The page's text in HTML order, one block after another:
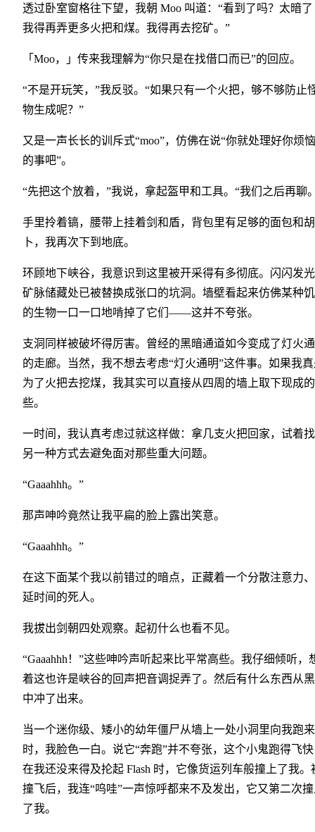
透过卧室窗格往下望，我朝 Moo 叫道：“看到了吗？太暗了
我得再弄更多火把和煤。我得再去挖矿。”
「Moo，」传来我理解为“你只是在找借口而已”的回应。
“不是开玩笑，”我反驳。“如果只有一个火把，够不够防止
物生成呢？”
又是一声长长的训斥式“moo”，仿佛在说“你就处理好你烦恼
的事吧”。
“先把这个放着，”我说，拿起盔甲和工具。“我们之后再聊
手里拎着镐，腰带上挂着剑和盾，背包里有足够的面包和
卜，我再次下到地底。
环顾地下峡谷，我意识到这里被开采得有多彻底。闪闪发
矿脉储藏处已被替换成张口的坑洞。墙壁看起来仿佛某种
的生物一口一口地啃掉了它们——这并不夸张。
支洞同样被破坏得厉害。曾经的黑暗通道如今变成了灯火
的走廊。当然，我不想去考虑“灯火通明”这件事。如果我
为了火把去挖煤，我其实可以直接从四周的墙上取下现成
些。
一时间，我认真考虑过就这样做：拿几支火把回家，试着
另一种方式去避免面对那些重大问题。
“Gaaahhh。”
那声呻吟竟然让我平扁的脸上露出笑意。
“Gaaahhh。”
在这下面某个我以前错过的暗点，正藏着一个分散注意力
延时间的死人。
我拔出剑朝四处观察。起初什么也看不见。
“Gaaahhh！”这些呻吟声听起来比平常高些。我仔细倾听，
着这也许是峡谷的回声把音调捉弄了。然后有什么东西从
中冲了出来。
当一个迷你级、矮小的幼年僵尸从墙上一处小洞里向我跑来
时，我脸色一白。说它“奔跑”并不夸张，这个小鬼跑得飞
在我还没来得及抡起 Flash 时，它像货运列车般撞上了我。
撞飞后，我连“呜哇”一声惊呼都来不及发出，它又第二次
了我。